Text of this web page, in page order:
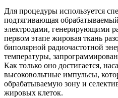
Для процедуры используется
подтягивающая
электродами, генерирующими
первом этапе жировая ткань
биполярной радиочастотной
температуры,
Как только оно достигается,
высоковольтные импульсы,
обрабатываемую зону и
жировых клеток.